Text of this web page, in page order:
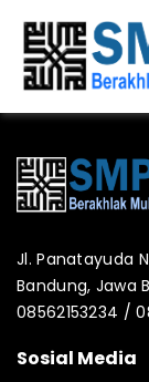
Jl. Panatayuda
Bandung, Jawa
08562153234 /
Sosial Media